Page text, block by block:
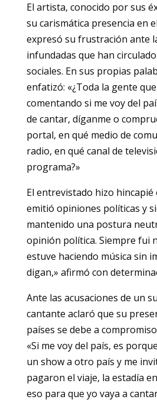
El artista, conocido por sus
su carismática presencia en
expresó su frustración ante
infundadas que han
sociales. En sus propias
enfatizó: «¿Toda la gente
comentando si me voy del
de cantar, díganme o
portal, en qué medio de
radio, en qué canal de
programa?»
El entrevistado hizo hincapié
emitió opiniones políticas y
mantenido una postura
opinión política. Siempre fui
estuve haciendo música sin
digan,» afirmó con
Ante las acusaciones de un
cantante aclaró que su
países se debe a
«Si me voy del país, es
un show a otro país y me
pagaron el viaje, la estadía
eso para que yo vaya a